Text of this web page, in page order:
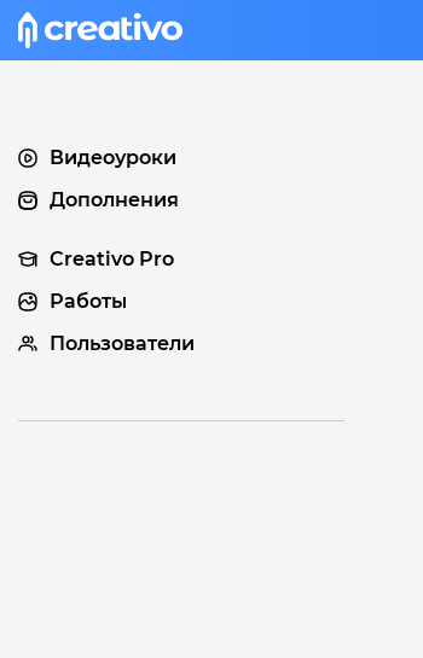
Видеоуроки
Дополнения
Creativo Pro
Работы
Пользователи